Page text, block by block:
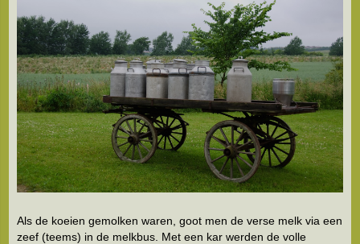
Als de koeien gemolken waren, goot men de verse melk via een
zeef (teems) in de melkbus. Met een kar werden de volle